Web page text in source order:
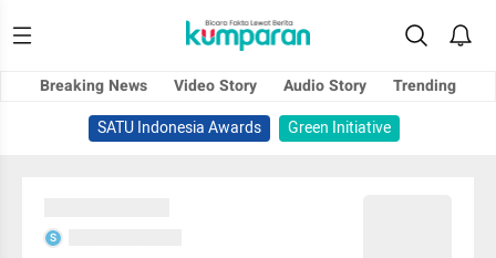
Breaking News Video Story Audio Story
Trending
SATU Indonesia Awards
Green Initiative
S